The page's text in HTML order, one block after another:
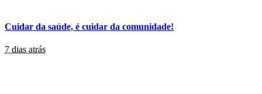
Cuidar da saúde, é cuidar da comunidade!
7 dias atrás